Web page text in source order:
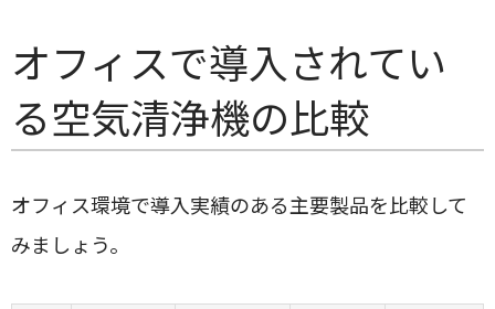
オフィスで導入されてい
る空気清浄機の比較
オフィス環境で導入実績のある主要製品を比較して
みましょう。